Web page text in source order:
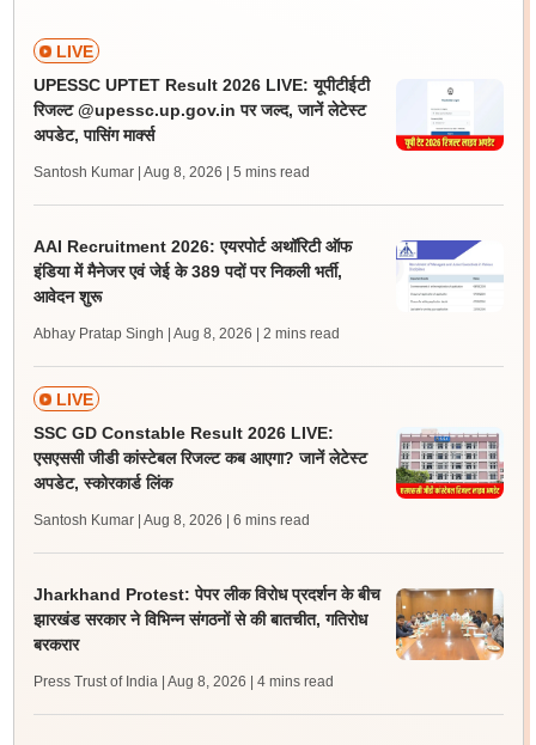
LIVE
UPESSC UPTET Result 2026 LIVE: यूपीटीईटी
रिजल्ट @upessc.up.gov.in पर जल्द, जानें लेटेस्ट
अपडेट, पासिंग मार्क्स
Santosh Kumar | Aug 8, 2026 | 5 mins read
AAI Recruitment 2026: एयरपोर्ट अथॉरिटी ऑफ
इंडिया में मैनेजर एवं जेई के 389 पदों पर निकली भर्ती,
आवेदन शुरू
Abhay Pratap Singh | Aug 8, 2026 | 2 mins read
LIVE
SSC GD Constable Result 2026 LIVE:
एसएससी जीडी कांस्टेबल रिजल्ट कब आएगा? जानें लेटेस्ट
अपडेट, स्कोरकार्ड लिंक
Santosh Kumar | Aug 8, 2026 | 6 mins read
Jharkhand Protest: पेपर लीक विरोध प्रदर्शन के बीच
झारखंड सरकार ने विभिन्न संगठनों से की बातचीत, गतिरोध
बरकरार
Press Trust of India | Aug 8, 2026 | 4 mins read